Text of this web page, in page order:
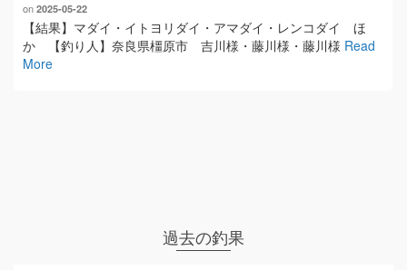
on 2025-05-22
【結果】マダイ・イトヨリダイ・アマダイ・レンコダイ ほ
か 【釣り人】奈良県橿原市 吉川様・藤川様・藤川様 Read
More
過去の釣果